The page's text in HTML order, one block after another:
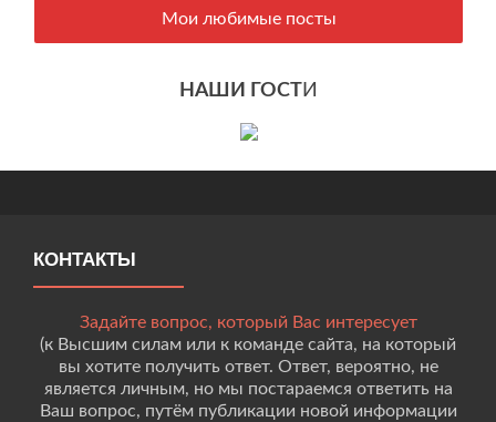
Мои любимые посты
НАШИ ГОСТИ
КОНТАКТЫ
Задайте вопрос, который Вас интересует
(к Высшим силам или к команде сайта, на который
вы хотите получить ответ. Ответ, вероятно, не
является личным, но мы постараемся ответить на
Ваш вопрос, путём публикации новой информации